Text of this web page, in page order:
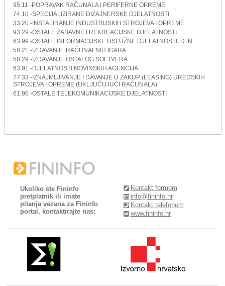
95.11 -POPRAVAK RAČUNALA I PERIFERNE OPREME
74.10 -SPECIJALIZIRANE DIZAJNERSKE DJELATNOSTI
33.20 -INSTALIRANJE INDUSTRIJSKIH STROJEVA I OPREME
93.29 -OSTALE ZABAVNE I REKREACIJSKE DJELATNOSTI
63.99 -OSTALE INFORMACIJSKE USLUŽNE DJELATNOSTI, D. N.
58.21 -IZDAVANJE RAČUNALNIH IGARA
58.29 -IZDAVANJE OSTALOG SOFTVERA
63.91 -DJELATNOSTI NOVINSKIH AGENCIJA
77.33 -IZNAJMLJIVANJE I DAVANJE U ZAKUP (LEASING) UREDSKIH
STROJEVA I OPREME (UKLJUČUJUĆI RAČUNALA)
61.90 -OSTALE TELEKOMUNIKACIJSKE DJELATNOSTI
Ukoliko ste Fininfo
pretplatnik ili imate
pitanja vezana za Fininfo
portal, kontaktirajte nas:
Kontakt formom
info@fininfo.hr
Kontakt telefonom
www.fininfo.hr